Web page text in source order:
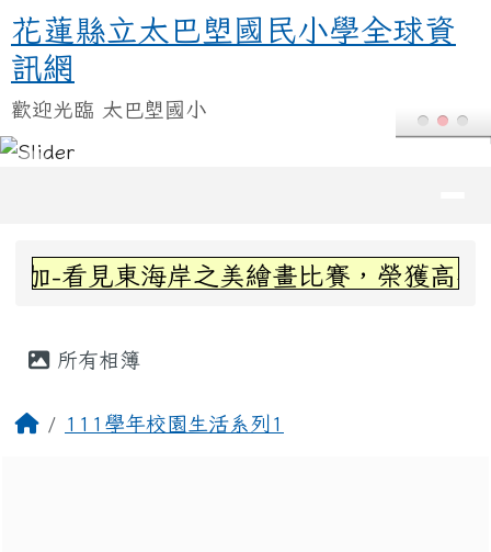
跳至主內容區
花蓮縣立太巴塱國民小學全球資訊
花蓮縣立太巴塱國民小學全球資
訊網
歡迎光臨 太巴塱國小
上中區域內容
看見東海岸之美繪畫比賽，榮獲高年級
所有相簿
回首頁111學年校園生活系列1